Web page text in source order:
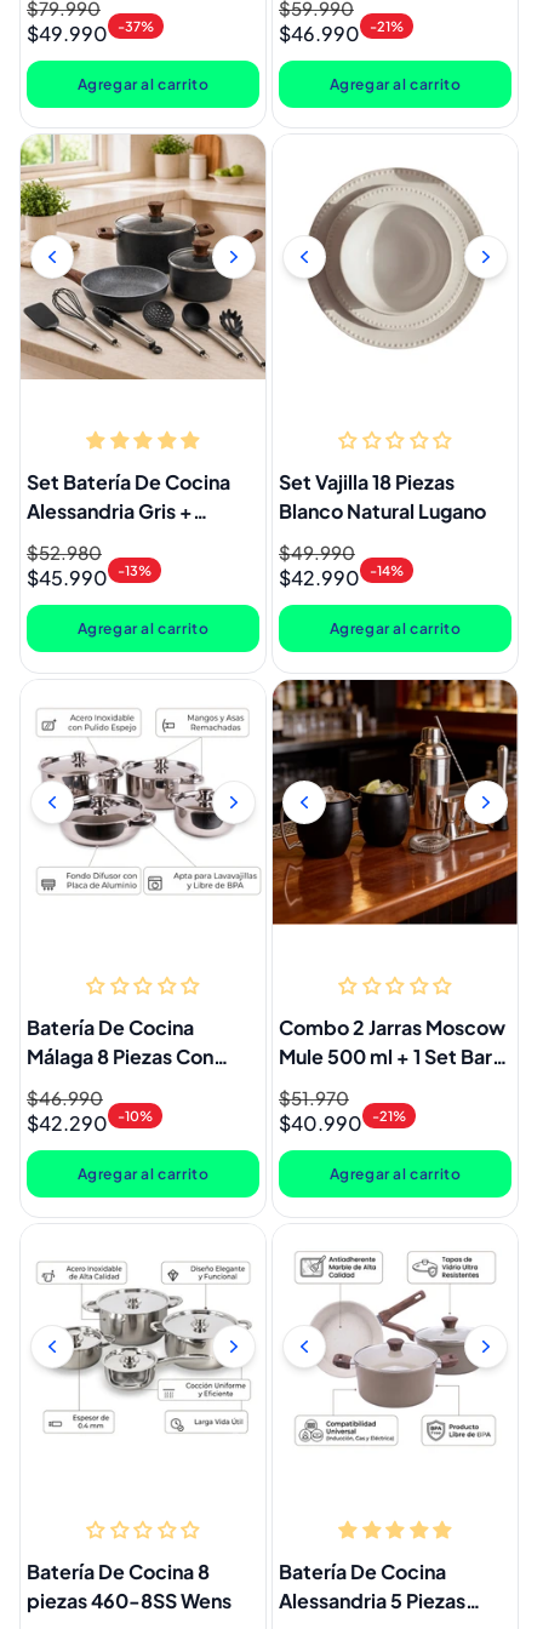
Precio
habitual
$79.990
Precio
de
oferta
$49.990 -37%
Agregar al carrito
Precio
habitual
$59.990
Precio
de
oferta
$46.990 -21%
Agregar al carrito
Set Batería De Cocina
Alessandria Gris +
Utensilios Doral 11 Piezas
Precio
habitual
$52.980
Precio
de
oferta
$45.990 -13%
Agregar al carrito
Set Vajilla 18 Piezas
Blanco Natural Lugano
Precio
habitual
$49.990
Precio
de
oferta
$42.990 -14%
Agregar al carrito
Batería De Cocina
Málaga 8 Piezas Con
Tapa Acero Doral
Precio
habitual
$46.990
Precio
de
oferta
$42.290 -10%
Agregar al carrito
Combo 2 Jarras Moscow
Mule 500 ml + 1 Set Bar
Manhattan Pro 6 Piezas
Lugano
Precio
habitual
$51.970
Precio
de
oferta
$40.990 -21%
Agregar al carrito
Batería De Cocina 8
piezas 460-8SS Wens
Batería De Cocina
Alessandria 5 Piezas